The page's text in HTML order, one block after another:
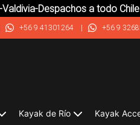
Despachos a todo Chile
+56 9 41301264 | +56 9
Kayak de Río Kayak